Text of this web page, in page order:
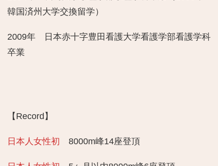
韓国済州大学交換留学）
2009年 日本赤十字豊田看護大学看護学部看護学科
卒業
【Record】
日本人女性初 8000m峰14座登頂